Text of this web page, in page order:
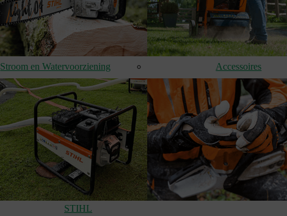
Stroom en Watervoorziening Accessoires
STIHL